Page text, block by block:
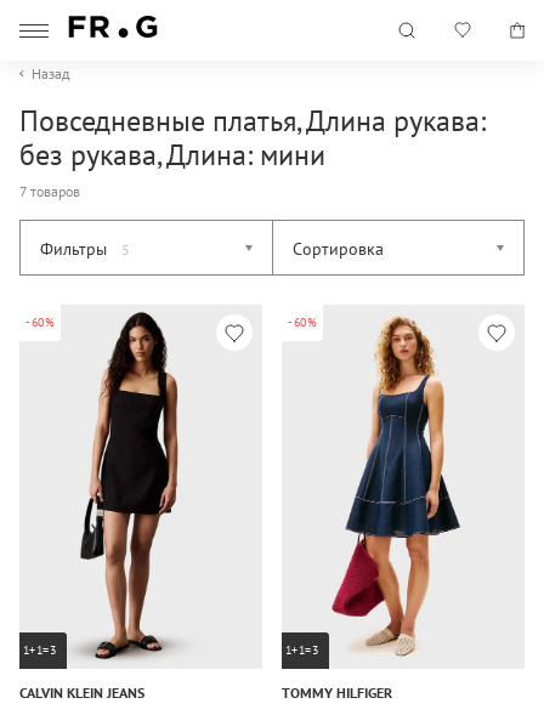
Назад
Повседневные платья, Длина рукава:
без рукава, Длина: мини
7 товаров
Фильтры 5 Сортировка
-60%
1+1=3
CALVIN KLEIN JEANS
-60%
1+1=3
TOMMY HILFIGER